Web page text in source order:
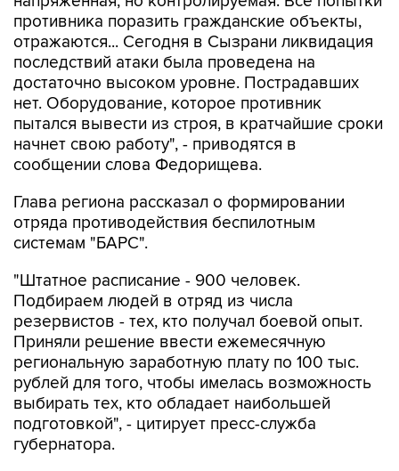
противника поразить гражданские объекты,
отражаются... Сегодня в Сызрани ликвидация
последствий атаки была проведена на
достаточно высоком уровне. Пострадавших
нет. Оборудование, которое противник
пытался вывести из строя, в кратчайшие сроки
начнет свою работу", - приводятся в
сообщении слова Федорищева.
Глава региона рассказал о формировании
отряда противодействия беспилотным
системам "БАРС".
"Штатное расписание - 900 человек.
Подбираем людей в отряд из числа
резервистов - тех, кто получал боевой опыт.
Приняли решение ввести ежемесячную
региональную заработную плату по 100 тыс.
рублей для того, чтобы имелась возможность
выбирать тех, кто обладает наибольшей
подготовкой", - цитирует пресс-служба
губернатора.